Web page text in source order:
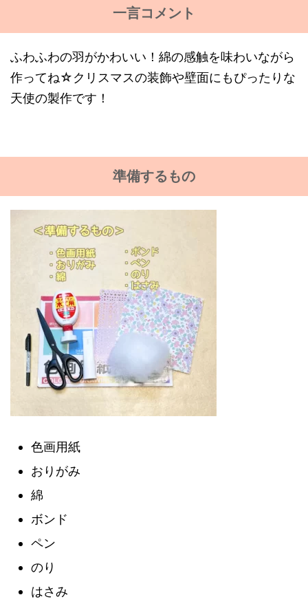
一言コメント
ふわふわの羽がかわいい！綿の感触を味わいながら
作ってね☆クリスマスの装飾や壁面にもぴったりな
天使の製作です！
準備するもの
色画用紙
おりがみ
綿
ボンド
ペン
のり
はさみ